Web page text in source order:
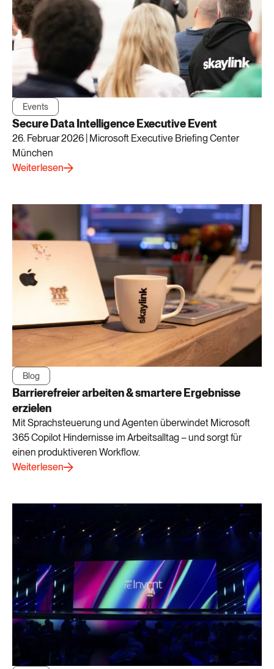
Events
Secure Data Intelligence Executive Event
26. Februar 2026 | Microsoft Executive Briefing Center
München
Weiterlesen
Blog
Barrierefreier arbeiten & smartere Ergebnisse
erzielen
Mit Sprachsteuerung und Agenten überwindet Microsoft
365 Copilot Hindernisse im Arbeitsalltag – und sorgt für
einen produktiveren Workflow.
Weiterlesen